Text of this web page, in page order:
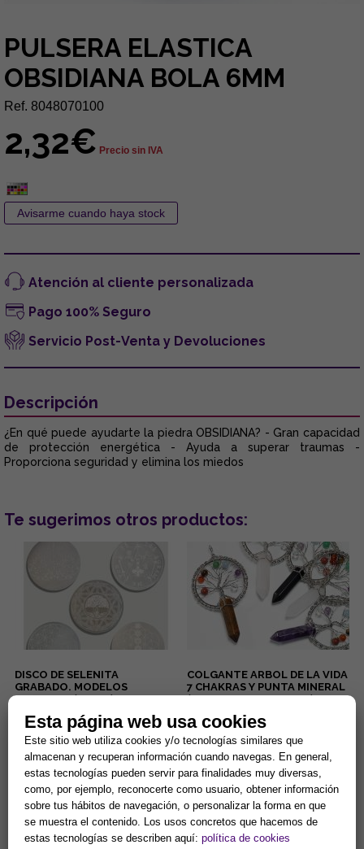
PULSERA ELASTICA
OBSIDIANA BOLA 6MM
Ref. 8048070100
2,32€ Precio sin IVA
Atención al cliente personalizada
Pago 100% Seguro
Servicio Post-Venta y Devoluciones
Descripción
¿En qué puede ayudarte la piedra OBSIDIANA? - Gran capacidad
de protección energética - Ayuda a superar traumas -
Proporciona seguridad y elimina los miedos
Te sugerimos otros productos:
DISCO DE SELENITA
GRABADO. MODELOS
SURTIDOS (15 cm.)
Gran capacidad para la
limpieza de minerales y
energias negativas.
Propiedades purificantes y
protectoras....
7,90 €
Comprar
COLGANTE ARBOL DE LA VIDA
7 CHAKRAS Y PUNTA MINERAL
(MINERALES SURTIDOS)
Lleva contigo un poderoso
amuleto de armonía y
protección que combina la
fuerza de la naturaleza con el
poder ...
5,90 €
Comprar
Esta página web usa cookies
Este sitio web utiliza cookies y/o tecnologías similares que
almacenan y recuperan información cuando navegas. En general,
estas tecnologías pueden servir para finalidades muy diversas,
como, por ejemplo, reconocerte como usuario, obtener información
sobre tus hábitos de navegación, o personalizar la forma en que
se muestra el contenido. Los usos concretos que hacemos de
estas tecnologías se describen aquí: política de cookies